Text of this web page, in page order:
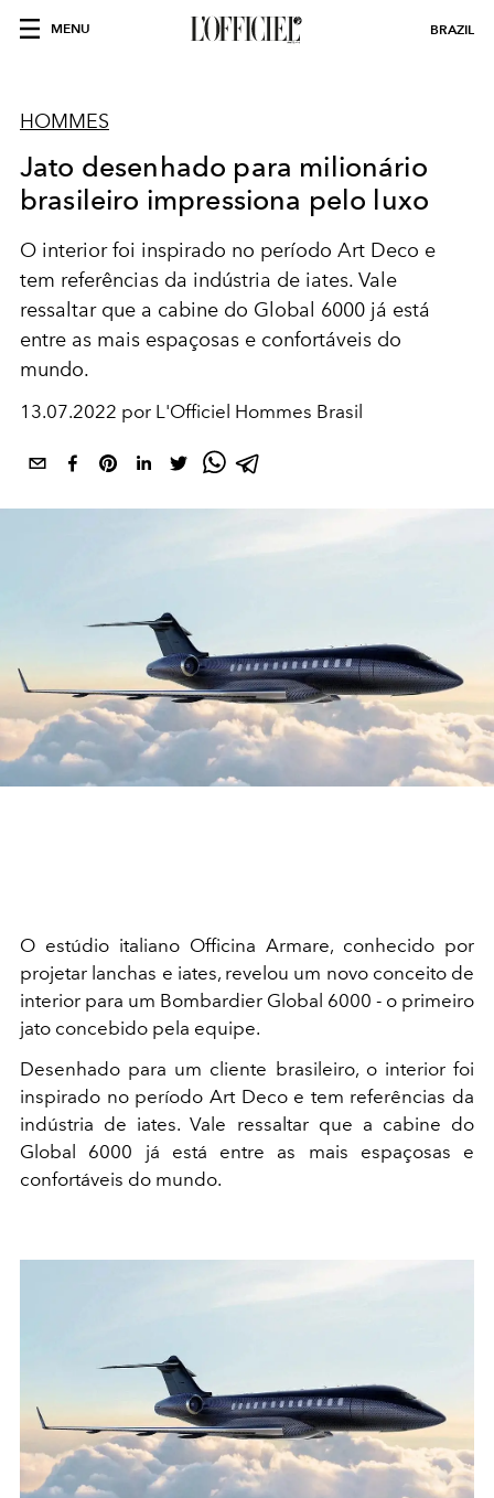
MENU BRAZIL
HOMMES
Jato desenhado para milionário
brasileiro impressiona pelo luxo
O interior foi inspirado no período Art Deco e
tem referências da indústria de iates. Vale
ressaltar que a cabine do Global 6000 já está
entre as mais espaçosas e confortáveis ​​do
mundo.
13.07.2022 por L'Officiel Hommes Brasil
O estúdio italiano Officina Armare, conhecido por
projetar lanchas e iates, revelou um novo conceito de
interior para um Bombardier Global 6000 - o primeiro
jato concebido pela equipe.
Desenhado para um cliente brasileiro, o interior foi
inspirado no período Art Deco e tem referências da
indústria de iates. Vale ressaltar que a cabine do
Global 6000 já está entre as mais espaçosas e
confortáveis ​​do mundo.